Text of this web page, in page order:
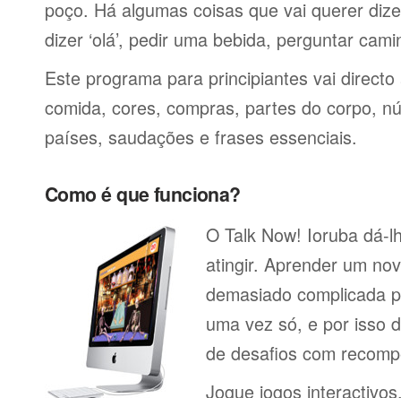
poço. Há algumas coisas que vai querer
dizer ‘olá’, pedir uma bebida, perguntar
Este programa para principiantes vai
comida, cores, compras, partes do corpo,
países, saudações e frases essenciais.
Como é que funciona?
O Talk Now! Ioruba dá-
atingir. Aprender um
demasiado complicada
uma vez só, e por isso
de desafios com
Jogue jogos